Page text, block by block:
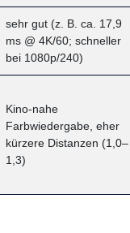
sehr gut (z. B. ca. 17,9
ms @ 4K/60; schneller
bei 1080p/240)
Kino-nahe
Farbwiedergabe, eher
kürzere Distanzen (1,0–
1,3)